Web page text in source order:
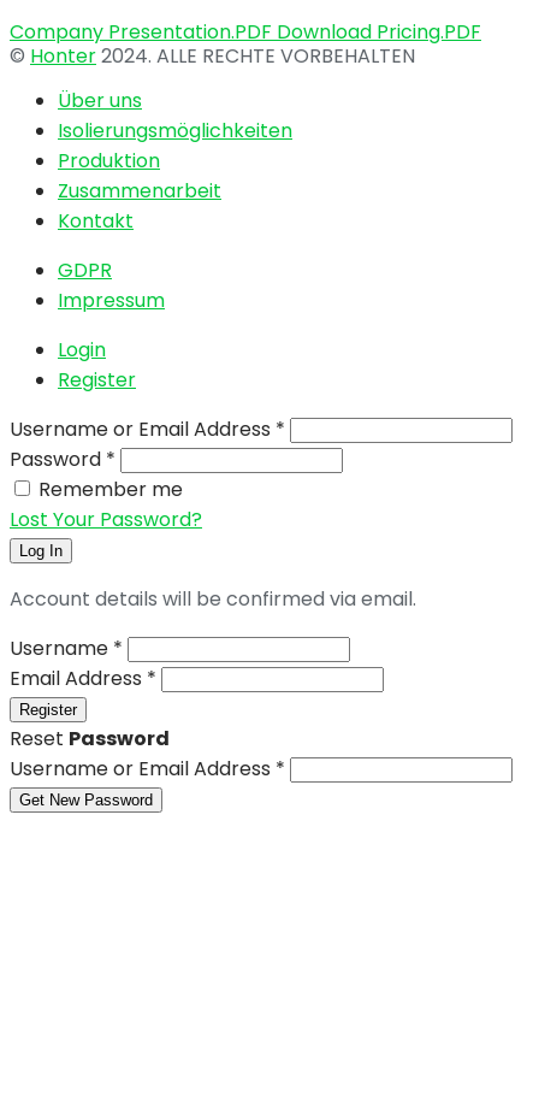
Company Presentation.PDF Download Pricing.PDF
© Honter2024. ALLE RECHTE VORBEHALTEN
Über uns
Isolierungsmöglichkeiten
Produktion
Zusammenarbeit
Kontakt
GDPR
Impressum
Login
Register
Username or Email Address *
Password *
Remember me
Lost Your Password?
Log In
Account details will be confirmed via email.
Username *
Email Address *
Register
Reset Password
Username or Email Address *
Get New Password